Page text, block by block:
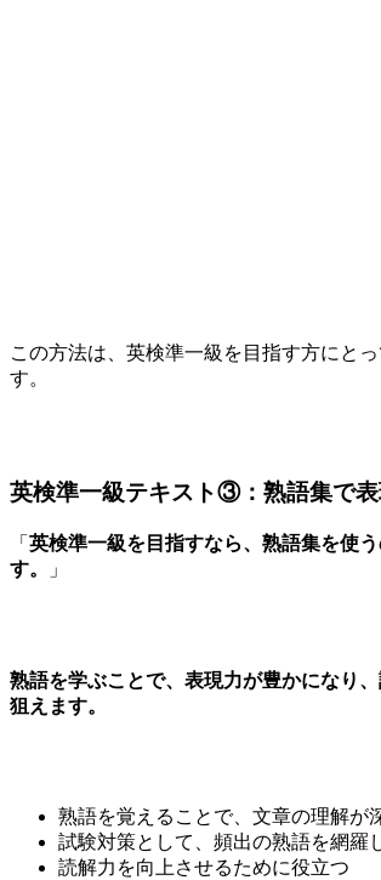
この方法は、英検準一級を目指す方にと
す。
英検準一級テキスト③：熟語集で表
「 英検準一級を目指すなら、熟語集を使
す。
」
熟語を学ぶことで、表現力が豊かになり
狙えます。
熟語を覚えることで、文章の理解が
試験対策として、頻出の熟語を網羅
読解力を向上させるために役立つ